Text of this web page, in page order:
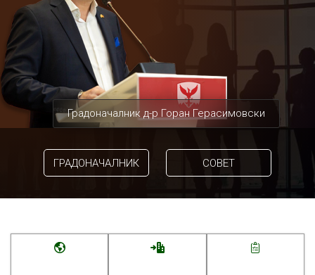
Градоначалник д-р Горан Герасимовски
ГРАДОНАЧАЛНИК СОВЕТ